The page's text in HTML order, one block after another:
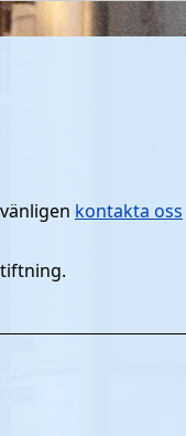
kontakta oss